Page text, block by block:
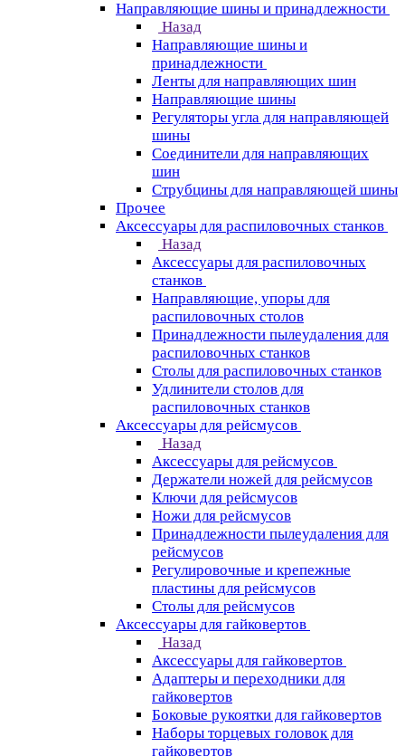
Направляющие шины и принадлежности
Назад
Направляющие шины и
принадлежности
Ленты для направляющих шин
Направляющие шины
Регуляторы угла для направляющей
шины
Соединители для направляющих
шин
Струбцины для направляющей шины
Прочее
Аксессуары для распиловочных станков
Назад
Аксессуары для распиловочных
станков
Направляющие, упоры для
распиловочных столов
Принадлежности пылеудаления для
распиловочных станков
Столы для распиловочных станков
Удлинители столов для
распиловочных станков
Аксессуары для рейсмусов
Назад
Аксессуары для рейсмусов
Держатели ножей для рейсмусов
Ключи для рейсмусов
Ножи для рейсмусов
Принадлежности пылеудаления для
рейсмусов
Регулировочные и крепежные
пластины для рейсмусов
Столы для рейсмусов
Аксессуары для гайковертов
Назад
Аксессуары для гайковертов
Адаптеры и переходники для
гайковертов
Боковые рукоятки для гайковертов
Наборы торцевых головок для
гайковертов